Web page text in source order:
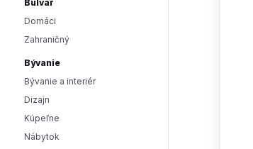
Bulvár
Domáci
Zahraničný
Bývanie
Bývanie a interiér
Dizajn
Kúpeľne
Nábytok